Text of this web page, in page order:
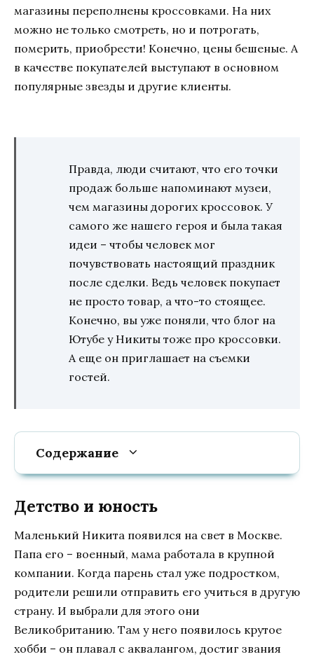
магазины переполнены кроссовками. На них
можно не только смотреть, но и потрогать,
померить, приобрести! Конечно, цены бешеные. А
в качестве покупателей выступают в основном
популярные звезды и другие клиенты.
Правда, люди считают, что его точки
продаж больше напоминают музеи,
чем магазины дорогих кроссовок. У
самого же нашего героя и была такая
идеи – чтобы человек мог
почувствовать настоящий праздник
после сделки. Ведь человек покупает
не просто товар, а что-то стоящее.
Конечно, вы уже поняли, что блог на
Ютубе у Никиты тоже про кроссовки.
А еще он приглашает на съемки
гостей.
Содержание
Детство и юность
Маленький Никита появился на свет в Москве.
Папа его – военный, мама работала в крупной
компании. Когда парень стал уже подростком,
родители решили отправить его учиться в другую
страну. И выбрали для этого они
Великобританию. Там у него появилось крутое
хобби – он плавал с аквалангом, достиг звания